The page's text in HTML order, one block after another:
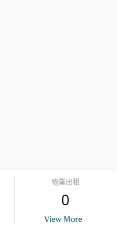
物業出租
0
View More